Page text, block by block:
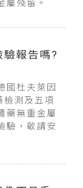
屬殘留。
報告嗎?
國杜夫萊因
檢測及五項
藥無重金屬
驗，敬請安